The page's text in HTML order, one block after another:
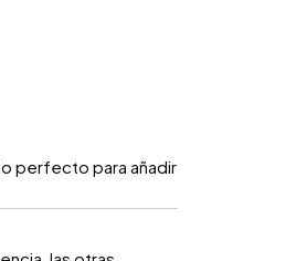
perfecto para añadir